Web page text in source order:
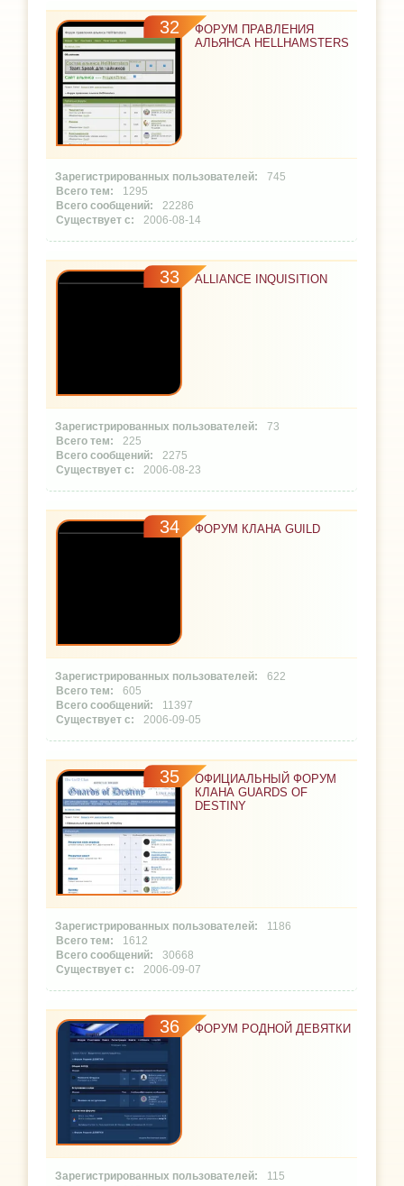
32
ФОРУМ ПРАВЛЕНИЯ
АЛЬЯНСА HELLHAMSTERS
745
1295
22286
2006-08-14
33 ALLIANCE INQUISITION
73
225
2275
2006-08-23
34 ФОРУМ КЛАНА GUILD
622
605
11397
2006-09-05
35
ОФИЦИАЛЬНЫЙ ФОРУМ
КЛАНА GUARDS OF
DESTINY
1186
1612
30668
2006-09-07
36 ФОРУМ РОДНОЙ ДЕВЯТКИ
115